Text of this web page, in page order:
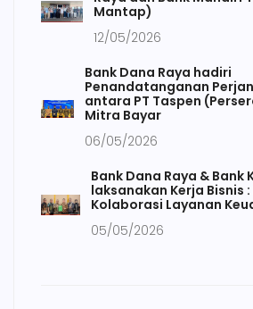
Mantap)
12/05/2026
Bank Dana Raya hadiri
Penandatanganan
antara PT Taspen
Mitra Bayar
06/05/2026
Bank Dana Raya & Bank
laksanakan Kerja Bisnis
Kolaborasi Layanan
05/05/2026